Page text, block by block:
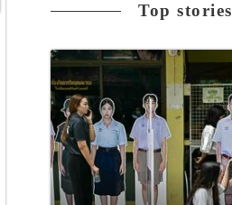
Top stories